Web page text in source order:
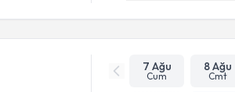
7 Ağu
Cum
8 Ağu
Cmt